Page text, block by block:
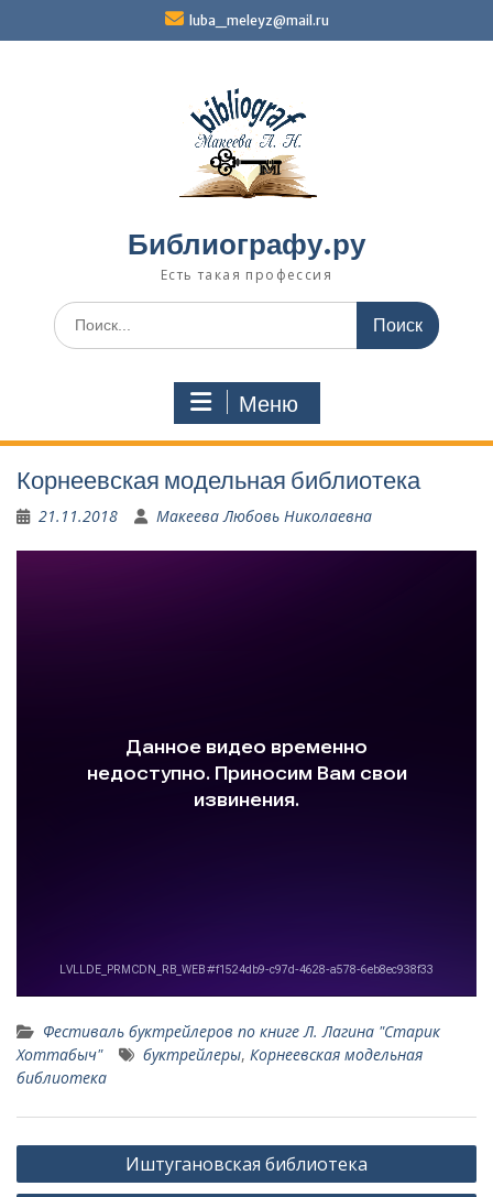
luba_meleyz@mail.ru
Библиографу.ру
Есть такая профессия
Поиск
по:
Меню
Корнеевская модельная библиотека
21.11.2018 Макеева Любовь Николаевна
Фестиваль буктрейлеров по книге Л. Лагина "Старик
Хоттабыч"
буктрейлеры, Корнеевская модельная
библиотека
Навигация
по
Иштугановская библиотека